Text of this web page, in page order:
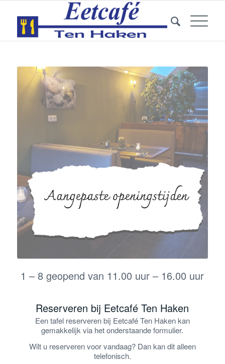
1 – 8 geopend van 11.00 uur – 16.00 uur
Reserveren bij Eetcafé Ten Haken
Een tafel reserveren bij Eetcafé Ten Haken kan
gemakkelijk via het onderstaande formulier.
Wilt u reserveren voor vandaag? Dan kan dit alleen
telefonisch.